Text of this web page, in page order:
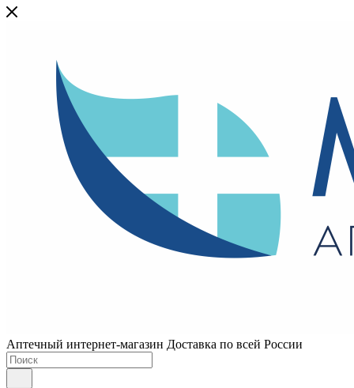
Аптечный интернет-магазин Доставка по всей России